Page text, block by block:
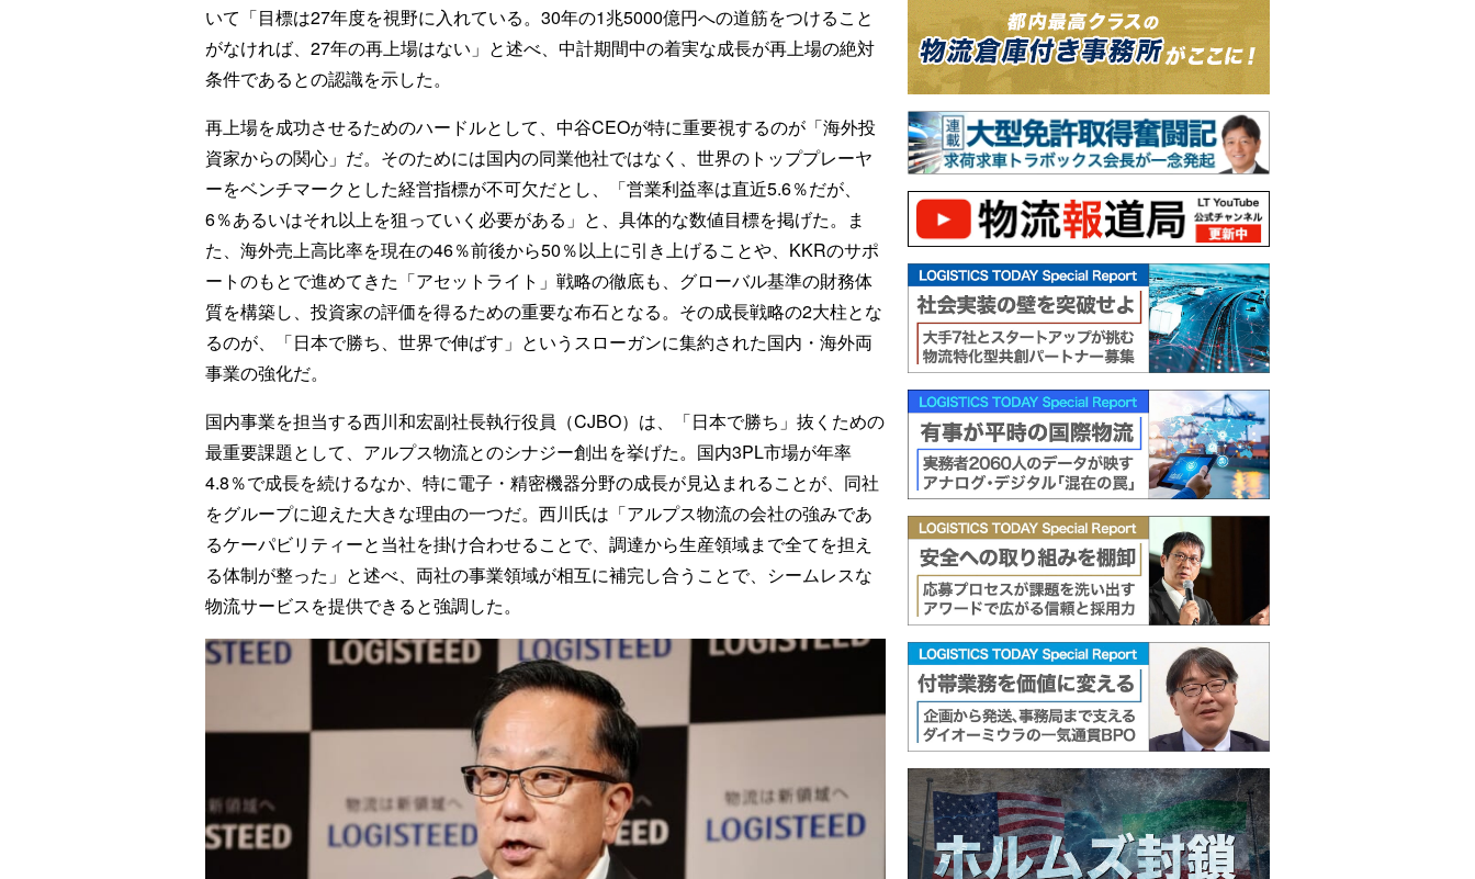
いて「目標は27年度を視野に入れている。30年の1兆5000億円への道筋をつけること
がなければ、27年の再上場はない」と述べ、中計期間中の着実な成長が再上場の絶対
条件であるとの認識を示した。
再上場を成功させるためのハードルとして、中谷CEOが特に重要視するのが「海外投
資家からの関心」だ。そのためには国内の同業他社ではなく、世界のトッププレーヤ
ーをベンチマークとした経営指標が不可欠だとし、「営業利益率は直近5.6％だが、
6％あるいはそれ以上を狙っていく必要がある」と、具体的な数値目標を掲げた。ま
た、海外売上高比率を現在の46％前後から50％以上に引き上げることや、KKRのサポ
ートのもとで進めてきた「アセットライト」戦略の徹底も、グローバル基準の財務体
質を構築し、投資家の評価を得るための重要な布石となる。その成長戦略の2大柱とな
るのが、「日本で勝ち、世界で伸ばす」というスローガンに集約された国内・海外両
事業の強化だ。
国内事業を担当する西川和宏副社長執行役員（CJBO）は、「日本で勝ち」抜くための
最重要課題として、アルプス物流とのシナジー創出を挙げた。国内3PL市場が年率
4.8％で成長を続けるなか、特に電子・精密機器分野の成長が見込まれることが、同社
をグループに迎えた大きな理由の一つだ。西川氏は「アルプス物流の会社の強みであ
るケーパビリティーと当社を掛け合わせることで、調達から生産領域まで全てを担え
る体制が整った」と述べ、両社の事業領域が相互に補完し合うことで、シームレスな
物流サービスを提供できると強調した。